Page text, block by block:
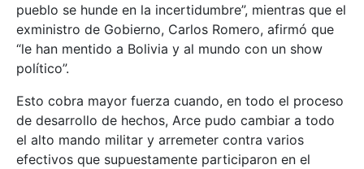
pueblo se hunde en la incertidumbre”, mientras que el
exministro de Gobierno, Carlos Romero, afirmó que
“le han mentido a Bolivia y al mundo con un show
político”.
Esto cobra mayor fuerza cuando, en todo el proceso
de desarrollo de hechos, Arce pudo cambiar a todo
el alto mando militar y arremeter contra varios
efectivos que supuestamente participaron en el